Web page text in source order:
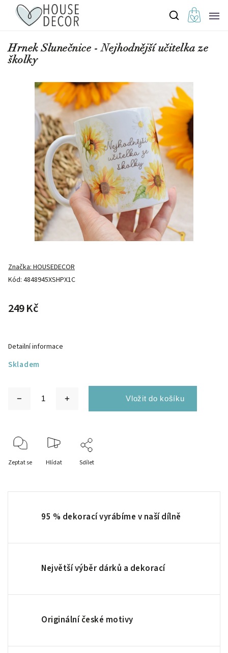
Hrnek Slunečnice - Nejhodnější učitelka ze
školky
Kód: 4848945XSHPX1C
Značka:HOUSEDECOR
249 Kč
Skladem
Detailní informace
Zeptat se Hlídat Sdílet
95 % dekorací vyrábíme v naší dílně
Největší výběr dárků a dekorací
Originální české motivy